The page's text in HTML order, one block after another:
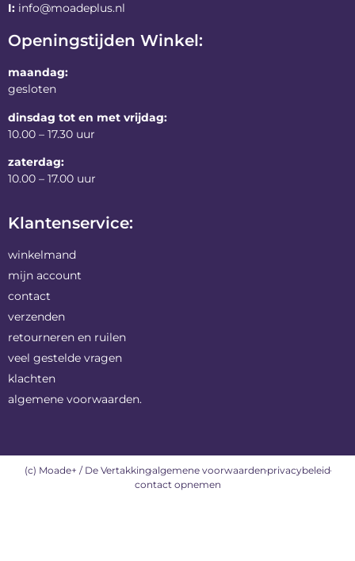
I: info@moadeplus.nl
Openingstijden Winkel:
maandag:
gesloten
dinsdag tot en met vrijdag:
10.00 – 17.30 uur
zaterdag:
10.00 – 17.00 uur
Klantenservice:
winkelmand
mijn account
contact
verzenden
retourneren en ruilen
veel gestelde vragen
klachten
algemene voorwaarden.
(c) Moade+ / De Vertakkingalgemene voorwaardenprivacybeleid
contact opnemen